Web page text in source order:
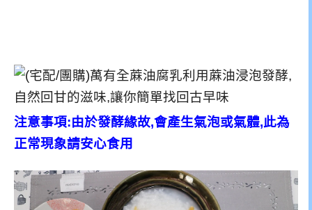
注意事項:由於發酵緣故,會產生氣泡或氣體,此為
正常現象請安心食用